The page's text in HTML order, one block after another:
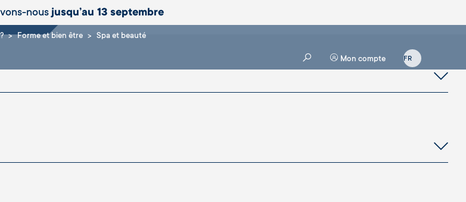
nousjusqu’au 13 septembre
Forme et bien être Spa et beauté
Mon compte